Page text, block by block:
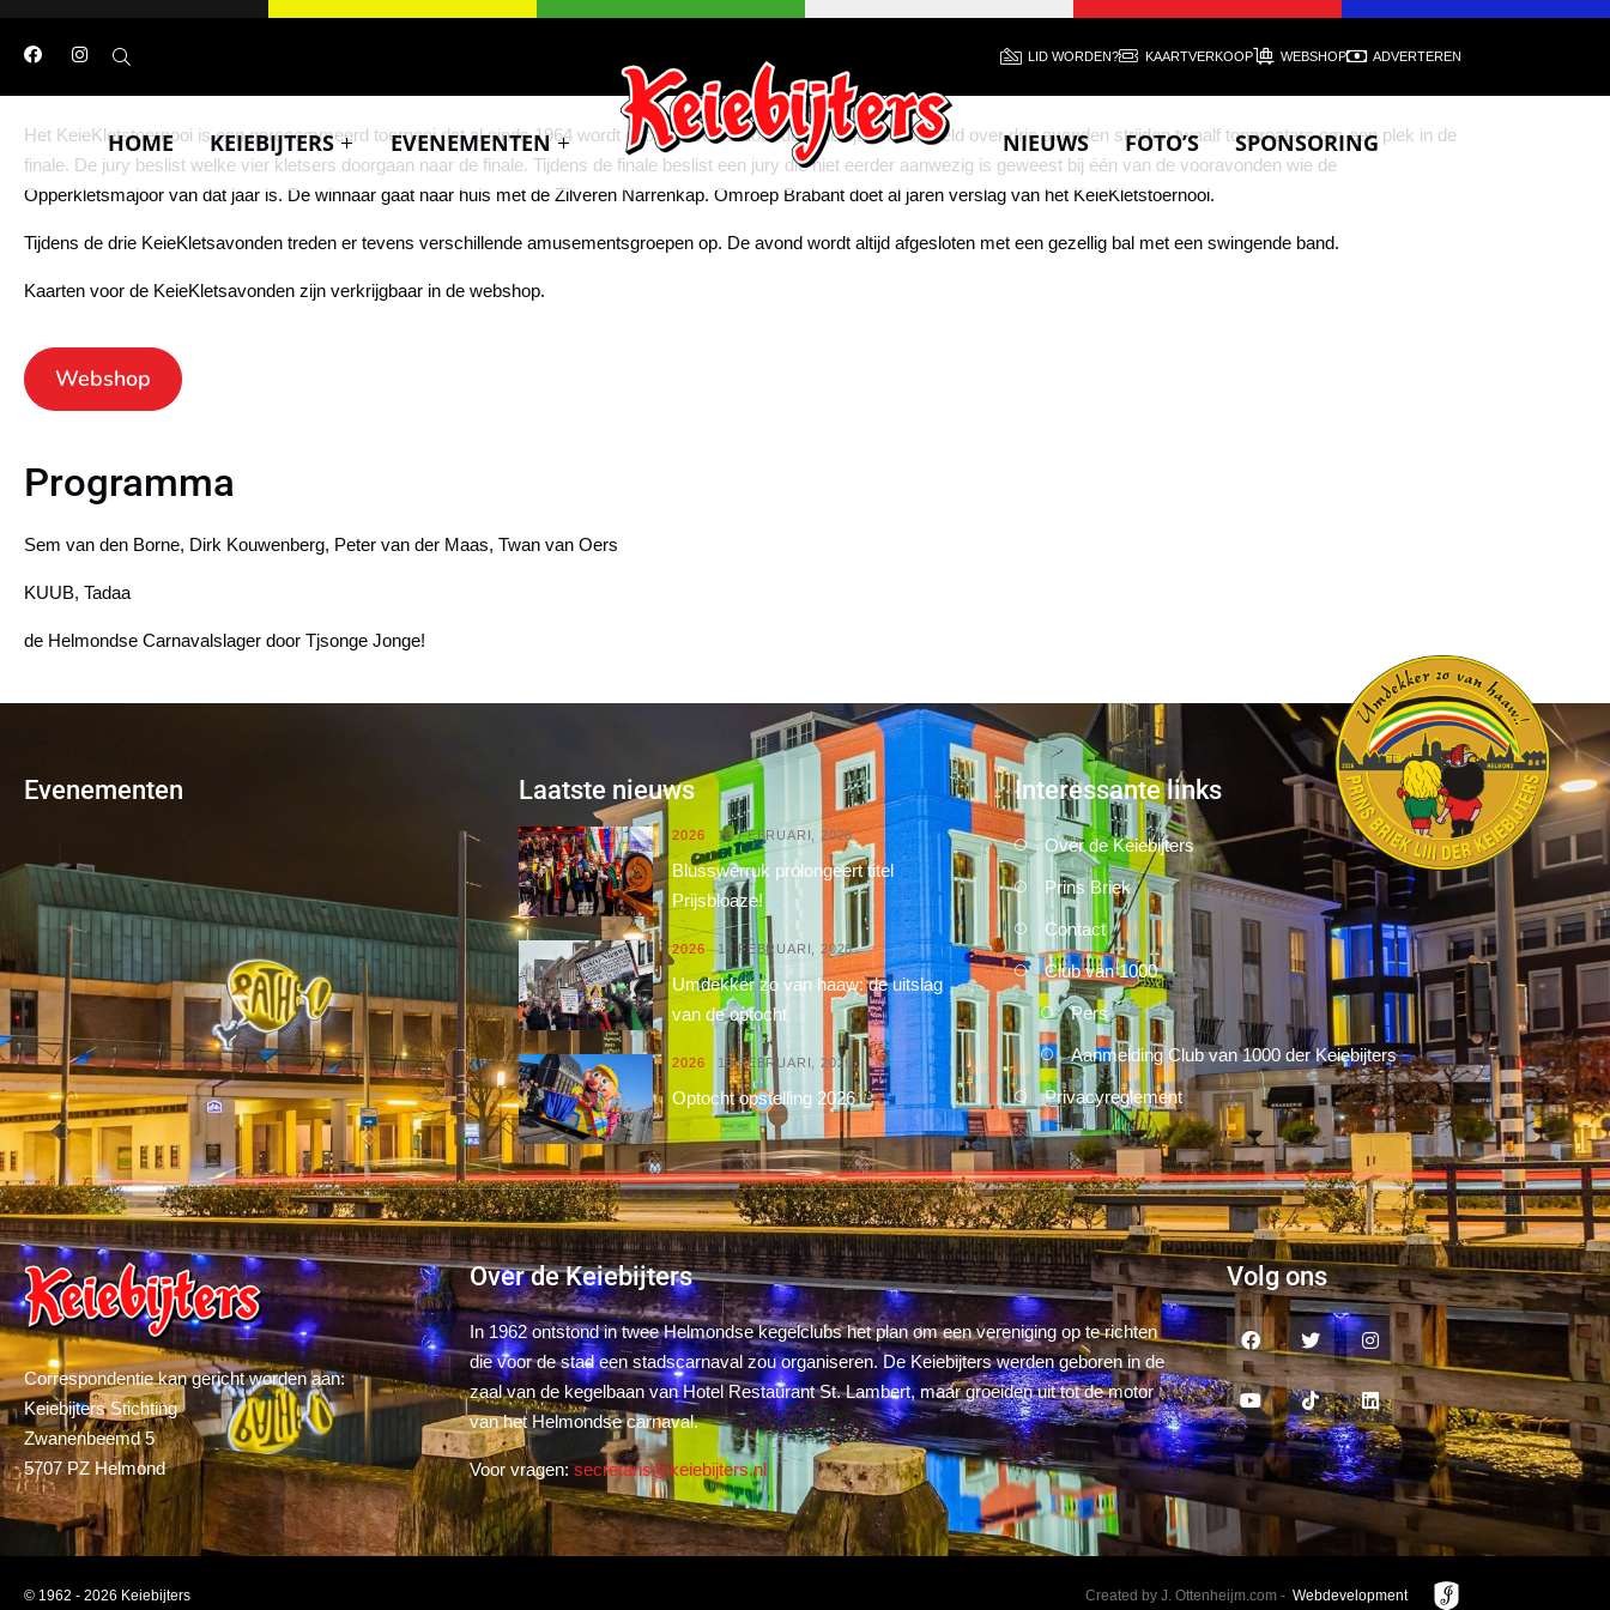
LID WORDEN? KAARTVERKOOP WEBSHOP ADVERTEREN
HOME KEIEBIJTERS EVENEMENTEN NIEUWS FOTO’S SPONSORING
Het KeieKletstoernooi is een gerenommeerd toernooi dat al sinds 1964 wordt georganiseerd door de Keiebijters. Verdeeld over drie avonden strijden twaalf tonproaters om een plek in de
finale. De jury beslist welke vier kletsers doorgaan naar de finale. Tijdens de finale beslist een jury die niet eerder aanwezig is geweest bij één van de vooravonden wie de
Opperkletsmajoor van dat jaar is. De winnaar gaat naar huis met de Zilveren Narrenkap. Omroep Brabant doet al jaren verslag van het KeieKletstoernooi.
Tijdens de drie KeieKletsavonden treden er tevens verschillende amusementsgroepen op. De avond wordt altijd afgesloten met een gezellig bal met een swingende band.
Kaarten voor de KeieKletsavonden zijn verkrijgbaar in de webshop.
Webshop
Programma
Sem van den Borne, Dirk Kouwenberg, Peter van der Maas, Twan van Oers
KUUB, Tadaa
de Helmondse Carnavalslager door Tjsonge Jonge!
Evenementen Laatste nieuws
2026 16 FEBRUARI, 2026
Blusswerruk prolongeert titel
Prijsbloaze!
2026 15 FEBRUARI, 2026
Umdekker zo van haaw: de uitslag
van de optocht
2026 15 FEBRUARI, 2026
Optocht opstelling 2026
Interessante links
Over de Keiebijters
Prins Briek
Contact
Club van 1000
Pers
Aanmelding Club van 1000 der Keiebijters
Privacyreglement
Correspondentie kan gericht worden aan:
Keiebijters Stichting
Zwanenbeemd 5
5707 PZ Helmond
Over de Keiebijters
In 1962 ontstond in twee Helmondse kegelclubs het plan om een vereniging op te richten
die voor de stad een stadscarnaval zou organiseren. De Keiebijters werden geboren in de
zaal van de kegelbaan van Hotel Restaurant St. Lambert, maar groeiden uit tot de motor
van het Helmondse carnaval.
Voor vragen: secretaris@keiebijters.nl
Volg ons
© 1962 - 2026 Keiebijters Created by J. Ottenheijm.com - Webdevelopment